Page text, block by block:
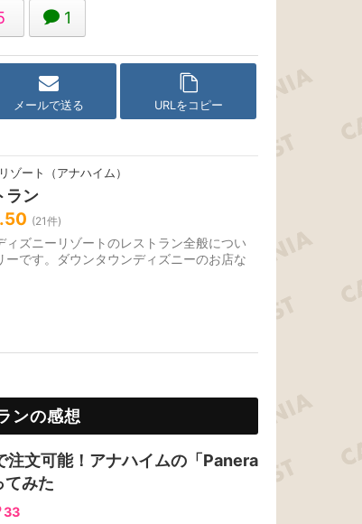
1
メールで送る URLをコピー
ゾート（アナハイム）
ラン
(21件)
ィズニーリゾートのレストラン全般につい
ーです。ダウンタウンディズニーのお店な
ンの感想
注文可能！アナハイムの「Panera
てみた
33